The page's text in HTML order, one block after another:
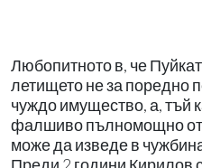
Любопитното в, че
летището не за поредно
чуждо имущество, а, тъй
фалшиво пълномощно от
може да изведе в